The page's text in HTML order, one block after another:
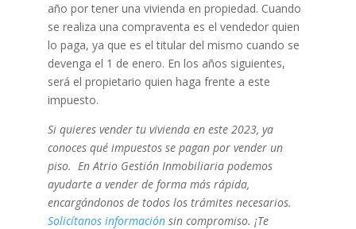
año por tener una vivienda en propiedad. Cuando
se realiza una compraventa es el vendedor quien
lo paga, ya que es el titular del mismo cuando se
devenga el 1 de enero. En los años siguientes,
será el propietario quien haga frente a este
impuesto.
Si quieres vender tu vivienda en este 2023, ya
conoces qué impuestos se pagan por vender un
piso. En Atrio Gestión Inmobiliaria podemos
ayudarte a vender de forma más rápida,
encargándonos de todos los trámites necesarios.
Solicítanos informaciónsin compromiso. ¡Te